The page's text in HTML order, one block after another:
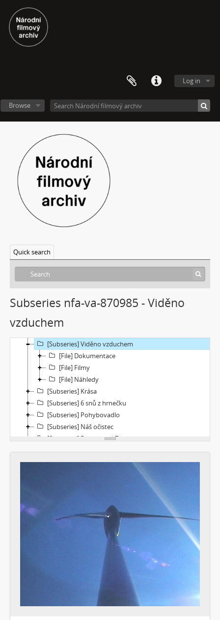
Log in
Browse
Quick search
Subseries nfa-va-870985 - Viděno
vzduchem
[Subseries] Up! #2
[Subseries] Sběratel
[Subseries] Studna
[Subseries] 13. revír
[Subseries] Po stopách krve
[Subseries] Spejbl a Hurvínek
[Subseries] Větev – Prorážení televize větví
[Subseries] 16 Sketches of Dialogue
[Subseries] Air
[Subseries] Air – Znělka
[Subseries] Interno
[Subseries] Hlavolam
[Subseries] Kytka
[Subseries] Erosynta I
[Subseries] Pohádka pro šílence
[Subseries] Chewing Gum
[Subseries] Tihle – Sociální situace: pět svázaných mužů
[Subseries] Viděno vzduchem
[File] Dokumentace
[File] Filmy
[File] Náhledy
[Subseries] Krása
[Subseries] 6 snů z hrnečku
[Subseries] Pohybovadlo
[Subseries] Náš očistec
[Subseries] Burger und Ther
[Subseries] MHD – Bus
[Subseries] Cesta
[Subseries] Der kleine Blonde und sein roter Koffer
[Subseries] 360°
[Subseries] Grátis punč
[Subseries] Naše okrasné zahrádky – Unsere Gärten
[Subseries] Našla v lese
[Subseries] Karamel je cukr, co už se neuzdraví
[Subseries] Konec jedince
[Subseries] Míchačka